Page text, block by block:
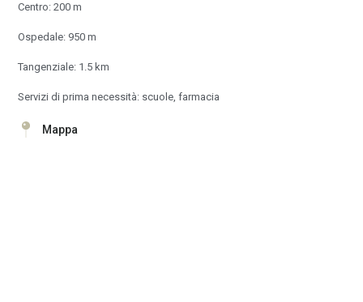
Centro: 200 m
Ospedale: 950 m
Tangenziale: 1.5 km
Servizi di prima necessità: scuole, farmacia
Mappa